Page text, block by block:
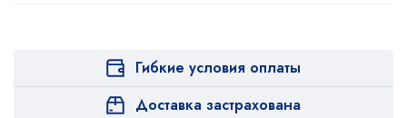
Гибкие условия оплаты
Доставка застрахована